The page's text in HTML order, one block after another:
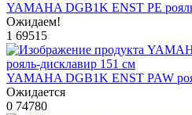
YAMAHA DGB1K ENST PE
Ожидаем!
1 69515
YAMAHA DGB1K ENST PAW
Ожидается
0 74780